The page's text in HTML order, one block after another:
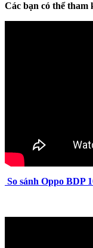
Các bạn có thể tham
So sánh Oppo BDP